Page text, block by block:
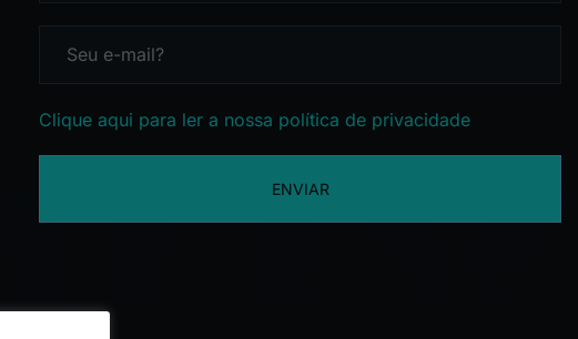
Clique aqui para ler a nossa política de privacidade
ENVIAR